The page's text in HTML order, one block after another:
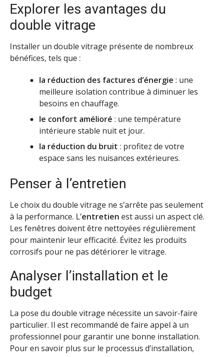
Explorer les avantages du
double vitrage
Installer un double vitrage présente de nombreux
bénéfices, tels que :
la réduction des factures d’énergie : une
meilleure isolation contribue à diminuer les
besoins en chauffage.
le confort amélioré : une température
intérieure stable nuit et jour.
la réduction du bruit : profitez de votre
espace sans les nuisances extérieures.
Penser à l’entretien
Le choix du double vitrage ne s’arrête pas seulement
à la performance. L’entretien est aussi un aspect clé.
Les fenêtres doivent être nettoyées régulièrement
pour maintenir leur efficacité. Évitez les produits
corrosifs pour ne pas détériorer le vitrage.
Analyser l’installation et le
budget
La pose du double vitrage nécessite un savoir-faire
particulier. Il est recommandé de faire appel à un
professionnel pour garantir une bonne installation.
Pour en savoir plus sur le processus d’installation,